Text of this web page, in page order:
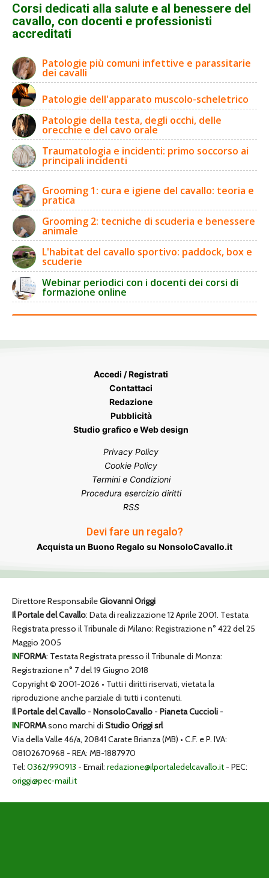
Corsi dedicati alla salute e al benessere del
cavallo, con docenti e professionisti
accreditati
Patologie più comuni infettive e parassitarie
dei cavalli
Patologie dell'apparato muscolo-scheletrico
Patologie della testa, degli occhi, delle
orecchie e del cavo orale
Traumatologia e incidenti: primo soccorso ai
principali incidenti
Grooming 1: cura e igiene del cavallo: teoria e
pratica
Grooming 2: tecniche di scuderia e benessere
animale
L'habitat del cavallo sportivo: paddock, box e
scuderie
Webinar periodici con i docenti dei corsi di
formazione online
Accedi / Registrati
Contattaci
Redazione
Pubblicità
Studio grafico e Web design
Privacy Policy
Cookie Policy
Termini e Condizioni
Procedura esercizio diritti
RSS
Devi fare un regalo?
Acquista un Buono Regalo su NonsoloCavallo.it
Direttore ResponsabileGiovanni Origgi
Il Portale del Cavallo: Data di realizzazione 12 Aprile 2001. Testata
Registrata presso il Tribunale di Milano: Registrazione n° 422 del 25
Maggio 2005
INFORMA: Testata Registrata presso il Tribunale di Monza:
Registrazione n° 7 del 19 Giugno 2018
Copyright © 2001-2026 • Tutti i diritti riservati, vietata la
riproduzione anche parziale di tutti i contenuti.
Il Portale del Cavallo - NonsoloCavallo - Pianeta Cuccioli -
INFORMAsono marchi di Studio Origgi srl
Via della Valle 46/a, 20841 Carate Brianza (MB) • C.F. e P. IVA:
08102670968 - REA: MB-1887970
Tel: 0362/990913 - Email: redazione@ilportaledelcavallo.it - PEC:
origgi@pec-mail.it